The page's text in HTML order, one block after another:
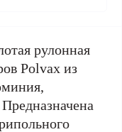
рулонная
Polvax из